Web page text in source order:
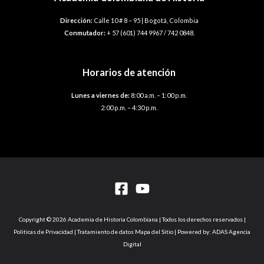
Dirección:Calle 10 # 8 – 95 | Bogotá, Colombia
Conmutador:+ 57 (601) 744 9967 / 742 0848.
Horarios de atención
Lunes a viernes de: 8:00 a.m. – 1:00 p.m.
2:00 p.m. – 4:30 p.m.
Copyright © 2026 Academia de Historia Colombiana | Todos los derechos reservados |
Politicas de Privacidad | Tratamiento de datos Mapa del Sitio | Powered by: ADAS Agencia
Digital